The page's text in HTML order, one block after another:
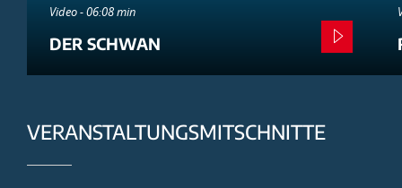
Video - 06:08 min
DER SCHWAN
VERANSTALTUNGSMITSCHNITTE